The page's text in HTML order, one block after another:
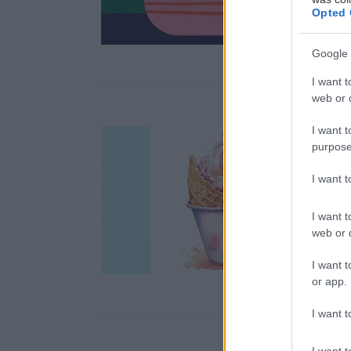
Opted
Google
I want
web or
I want
I want
I want
web or
I want
or app.
I want